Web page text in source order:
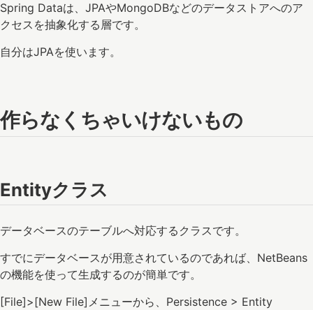
Spring Dataは、JPAやMongoDBなどのデータストアへのア
クセスを抽象化する層です。
自分はJPAを使います。
作らなくちゃいけないもの
Entityクラス
データベースのテーブルへ対応するクラスです。
すでにデータベースが用意されているのであれば、NetBeans
の機能を使って生成するのが簡単です。
[File]>[New File]メニューから、Persistence > Entity